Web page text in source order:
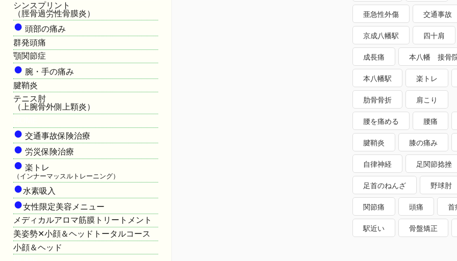
シンスプリント
（脛骨過労性骨膜炎）
● 頭部の痛み
群発頭痛
顎関節症
● 腕・手の痛み
腱鞘炎
テニス肘
（上腕骨外側上顆炎）
● 交通事故保険治療
● 労災保険治療
● 楽トレ
（インナーマッスルトレーニング）
●水素吸入
●女性限定美容メニュー
メディカルアロマ筋膜トリートメント
美姿勢✕小顔＆ヘッドトータルコース
小顔＆ヘッド
亜急性外傷 交通事故
京成八幡駅 四十肩
成長痛 本八幡 接骨
本八幡駅 楽トレ
肋骨骨折 肩こり
腰を痛める 腰痛
腱鞘炎 膝の痛み
自律神経 足関節捻挫
足首のねんざ 野球肘
関節痛 頭痛 首
駅近い 骨盤矯正